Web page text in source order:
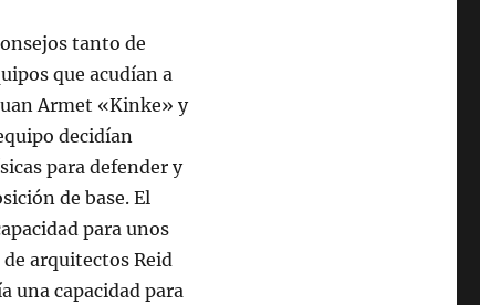
tanto de
que acudían a
Armet «Kinke» y
decidían
para defender y
de base. El
para unos
de arquitectos Reid
una capacidad para